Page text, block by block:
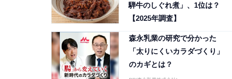
騨牛のしぐれ煮」、1位は？
【2025年調査】
森永乳業の研究で分かった
「太りにくいカラダづくり」
のカギとは？